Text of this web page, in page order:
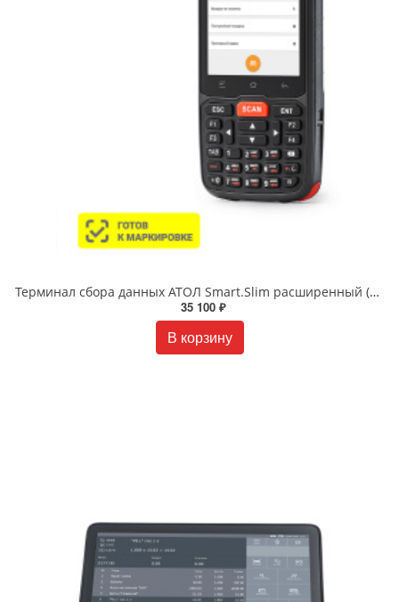
Терминал сбора данных АТОЛ Smart.Slim расширенный (4", Android 7.0, MTK MT6580, 2Gb/16Gb, 2D SE4710,
35 100 ₽
В корзину